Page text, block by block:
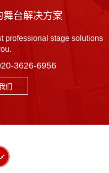
舞台解决方案
professional stage solutions
3626-6956
们